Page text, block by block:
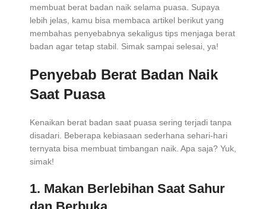
membuat berat badan naik selama puasa. Supaya
lebih jelas, kamu bisa membaca artikel berikut yang
membahas penyebabnya sekaligus tips menjaga berat
badan agar tetap stabil. Simak sampai selesai, ya!
Penyebab Berat Badan Naik
Saat Puasa
Kenaikan berat badan saat puasa sering terjadi tanpa
disadari. Beberapa kebiasaan sederhana sehari-hari
ternyata bisa membuat timbangan naik. Apa saja? Yuk,
simak!
1. Makan Berlebihan Saat Sahur